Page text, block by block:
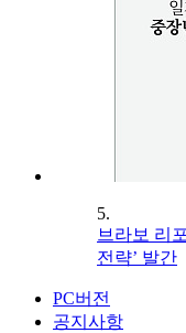
5.
브라보 리
전략’ 발간
PC버전
공지사항